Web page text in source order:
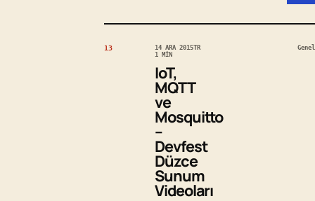
13 14 ARA 2015TR
1 MIN
IoT,
MQTT
ve
Mosquitto
–
Devfest
Düzce
Sunum
Videoları
Genel